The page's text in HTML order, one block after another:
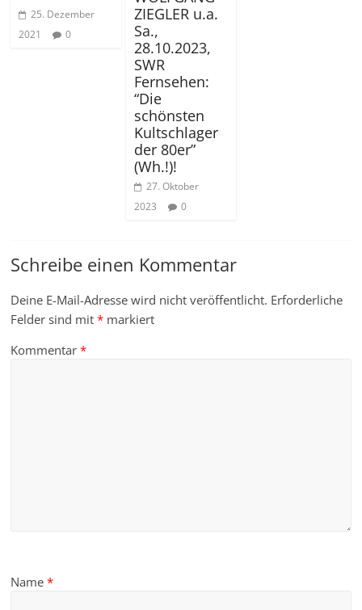
25. Dezember
2021
0
ZIEGLER u.a.
Sa.,
28.10.2023,
SWR
Fernsehen:
“Die
schönsten
Kultschlager
der 80er”
(Wh.!)!
27. Oktober
2023
0
Schreibe einen Kommentar
Deine E-Mail-Adresse wird nicht veröffentlicht. Erforderliche
Felder sind mit* markiert
Kommentar*
Name*